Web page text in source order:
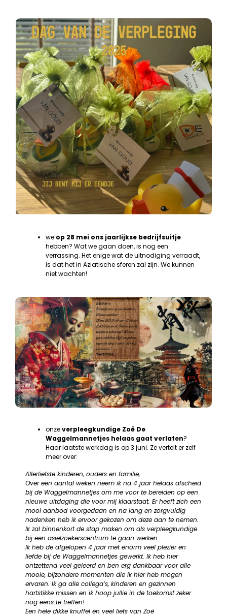
we op 28 mei ons jaarlijkse bedrijfsuitje
hebben? Wat we gaan doen, is nog een
verrassing. Het enige wat de uitnodiging verraadt,
is dat het in Aziatische sferen zal zijn. We kunnen
niet wachten!
onzeverpleegkundige Zoë De
Waggelmannetjes helaas gaat verlaten?
Haar laatste werkdag is op 3 juni. Ze vertelt er zelf
meer over:
Allerliefste kinderen, ouders en familie,
Over een aantal weken neem ik na 4 jaar helaas afscheid
bij de Waggelmannetjes om me voor te bereiden op een
nieuwe uitdaging die voor mij klaarstaat. Er heeft zich een
mooi aanbod voorgedaan en na lang en zorgvuldig
nadenken heb ik ervoor gekozen om deze aan te nemen.
Ik zal binnenkort de stap maken om als verpleegkundige
bij een asielzoekerscentrum te gaan werken.
Ik heb de afgelopen 4 jaar met enorm veel plezier en
liefde bij de Waggelmannetjes gewerkt. Ik heb hier
ontzettend veel geleerd en ben erg dankbaar voor alle
mooie, bijzondere momenten die ik hier heb mogen
ervaren. Ik ga alle collega’s, kinderen en gezinnen
hartstikke missen en ik hoop jullie in de toekomst zeker
nog eens te treffen!
Een hele dikke knuffel en veel liefs van Zoë